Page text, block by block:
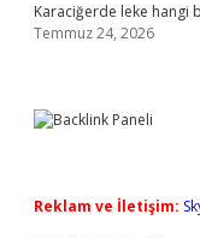
Karaciğerde leke hangi
Temmuz 24, 2026
Reklam ve İletişim: